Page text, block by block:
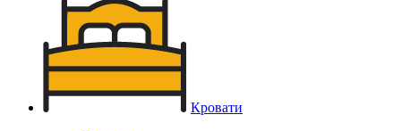
Кровати